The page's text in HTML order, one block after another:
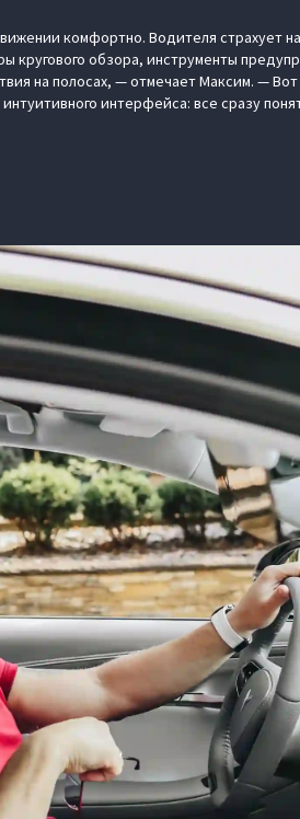
комфортно. Водителя страхует
кругового обзора, инструменты
на полосах, — отмечает Максим. —
интерфейса: все сразу